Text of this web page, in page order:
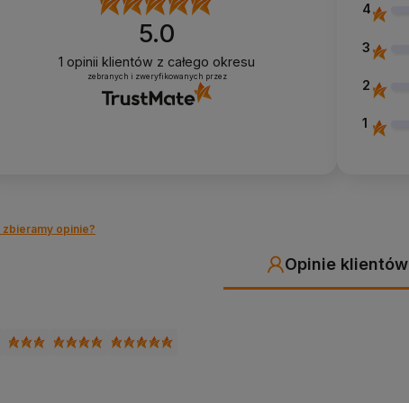
5.0
1 opinii klientów z całego okresu
zebranych i zweryfikowanych przez
4
3
2
1
zbieramy opinie?
Opinie klientów